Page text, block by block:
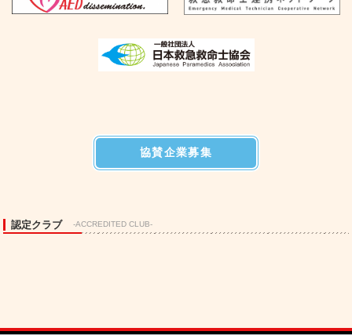
協賛企業募集
認定クラブ -ACCREDITED CLUB-